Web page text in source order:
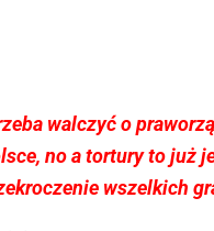
walczyć o
no a tortury to już
wszelkich